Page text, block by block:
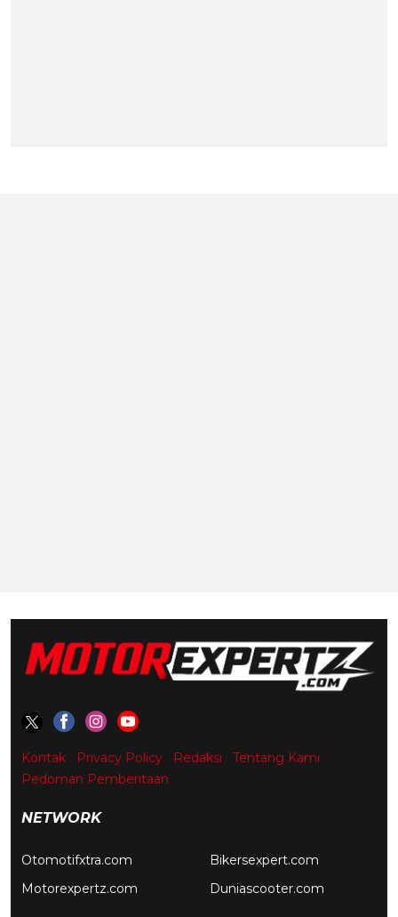
Kontak Privacy Policy Redaksi
Tentang Kami
Pedoman Pemberitaan
NETWORK
Otomotifxtra.com
Motorexpertz.com
Bikersexpert.com
Duniascooter.com